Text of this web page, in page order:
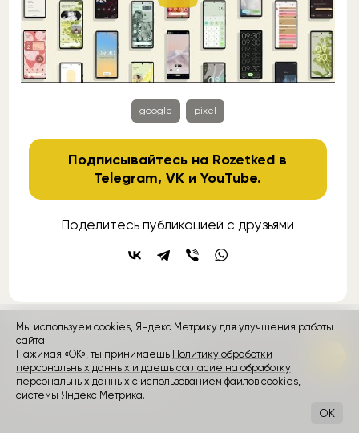
google pixel
Подписывайтесь на Rozetked в
Telegram,VK иYouTube.
Поделитесь публикацией с друзьями
контакты
Rozetked © 2026
Пользовательское соглашение
Мы используем cookies, Яндекс Метрику для улучшения работы
сайта.
Нажимая «ОК», ты принимаешь Политику обработки
персональных данных и даешь согласие на обработку
персональных данных с использованием файлов cookies,
системы Яндекс Метрика.
OK